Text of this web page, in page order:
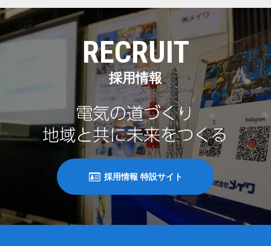
RECRUIT
採用情報
採用情報 特設サイト